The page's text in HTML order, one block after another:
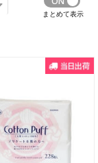
まとめて表示